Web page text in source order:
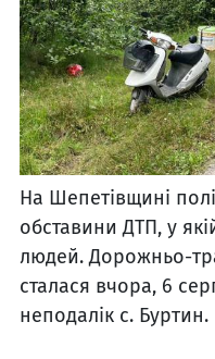
На Шепетівщині
обставини ДТП, у
людей. Дорожньо-
сталася вчора, 6
неподалік с. Буртин.